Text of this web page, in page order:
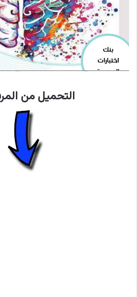
التحميل من